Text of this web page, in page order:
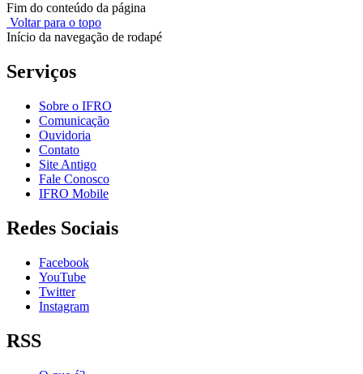
Fim do conteúdo da página
Voltar para o topo
Início da navegação de rodapé
Serviços
Sobre o IFRO
Comunicação
Ouvidoria
Contato
Site Antigo
Fale Conosco
IFRO Mobile
Redes Sociais
Facebook
YouTube
Twitter
Instagram
RSS